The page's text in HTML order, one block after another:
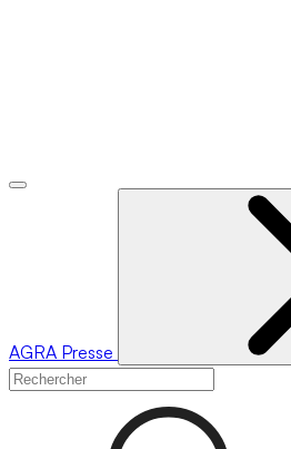
AGRA Presse